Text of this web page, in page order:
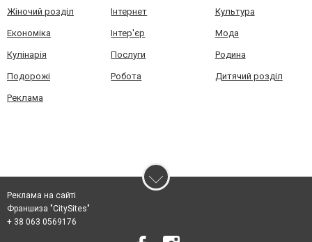
Жіночий розділ Інтернет Культура
Економіка Інтер'єр Мода
Кулінарія Послуги Родина
Подорожі Робота Дитячий розділ
Реклама
Реклама на сайті
Франшиза "CitySites"
+ 38 063 0569176